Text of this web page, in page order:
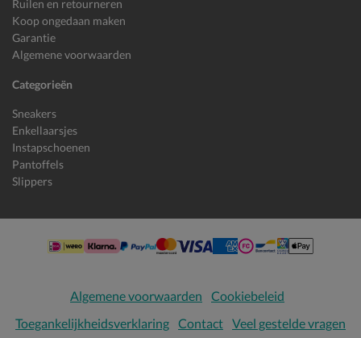
Ruilen en retourneren
Koop ongedaan maken
Garantie
Algemene voorwaarden
Categorieën
Sneakers
Enkellaarsjes
Instapschoenen
Pantoffels
Slippers
Algemene voorwaarden
Cookiebeleid
Toegankelijkheidsverklaring Contact Veel gestelde vragen